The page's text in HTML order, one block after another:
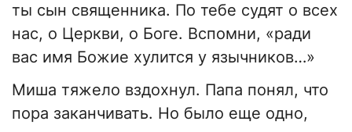
ты сын священника. По тебе судят о всех
нас, о Церкви, о Боге. Вспомни, «ради
вас имя Божие хулится у язычников…»
Миша тяжело вздохнул. Папа понял, что
пора заканчивать. Но было еще одно,